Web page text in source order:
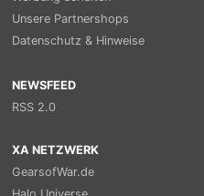
Unsere Partnershops
Datenschutz & Hinweise
NEWSFEED
RSS 2.0
XA NETZWERK
GearsofWar.de